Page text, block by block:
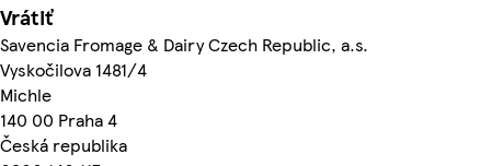
Vrátiť
Savencia Fromage & Dairy Czech Republic, a.s.
Vyskočilova 1481/4
Michle
140 00 Praha 4
Česká republika